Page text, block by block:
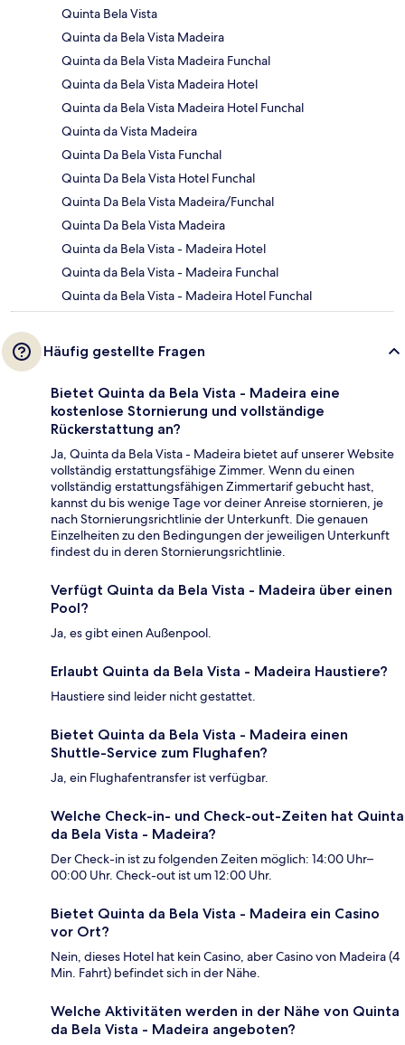
Quinta Bela Vista
Quinta da Bela Vista Madeira
Quinta da Bela Vista Madeira Funchal
Quinta da Bela Vista Madeira Hotel
Quinta da Bela Vista Madeira Hotel Funchal
Quinta da Vista Madeira
Quinta Da Bela Vista Funchal
Quinta Da Bela Vista Hotel Funchal
Quinta Da Bela Vista Madeira/Funchal
Quinta Da Bela Vista Madeira
Quinta da Bela Vista - Madeira Hotel
Quinta da Bela Vista - Madeira Funchal
Quinta da Bela Vista - Madeira Hotel Funchal
Häufig gestellte Fragen
Bietet Quinta da Bela Vista - Madeira eine
kostenlose Stornierung und vollständige
Rückerstattung an?
Ja, Quinta da Bela Vista - Madeira bietet auf unserer Website
vollständig erstattungsfähige Zimmer. Wenn du einen
vollständig erstattungsfähigen Zimmertarif gebucht hast,
kannst du bis wenige Tage vor deiner Anreise stornieren, je
nach Stornierungsrichtlinie der Unterkunft. Die genauen
Einzelheiten zu den Bedingungen der jeweiligen Unterkunft
findest du in deren Stornierungsrichtlinie.
Verfügt Quinta da Bela Vista - Madeira über einen
Pool?
Ja, es gibt einen Außenpool.
Erlaubt Quinta da Bela Vista - Madeira Haustiere?
Haustiere sind leider nicht gestattet.
Bietet Quinta da Bela Vista - Madeira einen
Shuttle-Service zum Flughafen?
Ja, ein Flughafentransfer ist verfügbar.
Welche Check-in- und Check-out-Zeiten hat Quinta
da Bela Vista - Madeira?
Der Check-in ist zu folgenden Zeiten möglich: 14:00 Uhr–
00:00 Uhr. Check-out ist um 12:00 Uhr.
Bietet Quinta da Bela Vista - Madeira ein Casino
vor Ort?
Nein, dieses Hotel hat kein Casino, aber Casino von Madeira (4
Min. Fahrt) befindet sich in der Nähe.
Welche Aktivitäten werden in der Nähe von Quinta
da Bela Vista - Madeira angeboten?